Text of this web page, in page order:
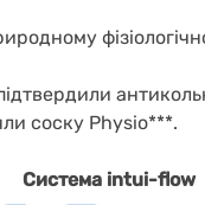
соску Physio***.
Система intui-flow